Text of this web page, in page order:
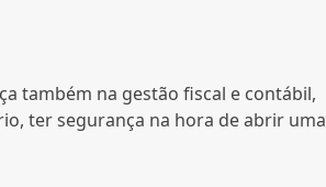
também na gestão fiscal e contábil,
ter segurança na hora de abrir uma